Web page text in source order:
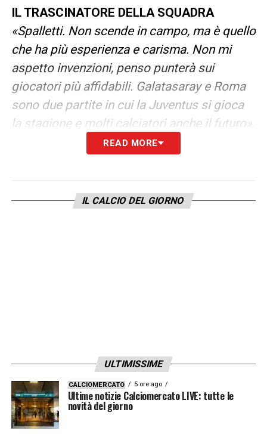
IL TRASCINATORE DELLA SQUADRA
«Spalletti. Non scende in campo, ma è quello
che ha più esperienza e carisma. Non mi
aspetto invenzioni, penso punterà sui
giocatori più affidabili. Galatasaray e Roma
sono due partite in cui la Juventus si gioca
la stagione e molti calciatori anche il futuro».
FARE CALCOLI«No. La sfida col Galatasaray
assoluto. Non puoi avere due pensieri.
Rimontare in Champions darebbe slancio
internazionali di quelli che allenavo io nel
2014, però la Juve deve crederci. I tecnici e i
grandi giocatori sono ottimisti».
IL PESO DEI SOLDI SULLA SQUADRA
READ MORE
IL CALCIO DEL GIORNO
ULTIMISSIME
CALCIOMERCATO 5 ore ago
Ultime notizie Calciomercato LIVE: tutte le
novità del giorno